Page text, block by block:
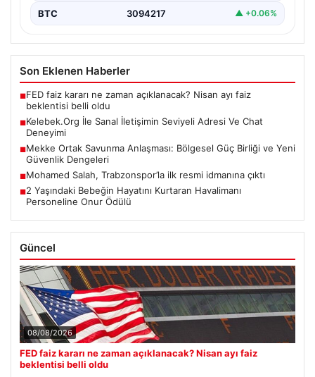
BTC 3094217 ▲ +0.06%
Son Eklenen Haberler
■FED faiz kararı ne zaman açıklanacak? Nisan ayı faiz
beklentisi belli oldu
■Kelebek.Org İle Sanal İletişimin Seviyeli Adresi Ve Chat
Deneyimi
■Mekke Ortak Savunma Anlaşması: Bölgesel Güç Birliği ve Yeni
Güvenlik Dengeleri
■Mohamed Salah, Trabzonspor’la ilk resmi idmanına çıktı
■2 Yaşındaki Bebeğin Hayatını Kurtaran Havalimanı
Personeline Onur Ödülü
Güncel
08/08/2026
FED faiz kararı ne zaman açıklanacak? Nisan ayı faiz
beklentisi belli oldu